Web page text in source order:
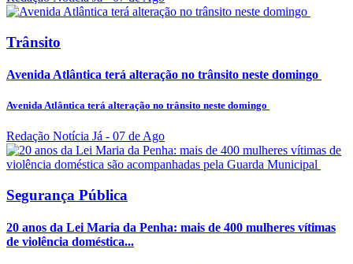
Trânsito
Avenida Atlântica terá alteração no trânsito neste domingo
Avenida Atlântica terá alteração no trânsito neste domingo
Redação Notícia Já - 07 de Ago
Segurança Pública
20 anos da Lei Maria da Penha: mais de 400 mulheres vítimas
de violência doméstica...